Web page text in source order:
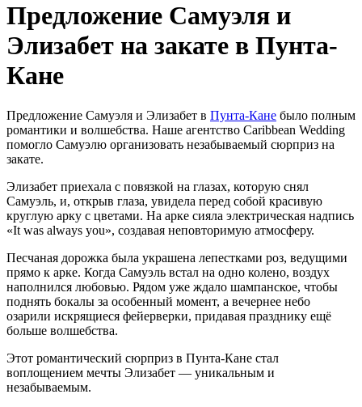
Предложение Самуэля и
Элизабет на закате в Пунта-
Кане
Предложение Самуэля и Элизабет в Пунта-Кане было полным
романтики и волшебства. Наше агентство Caribbean Wedding
помогло Самуэлю организовать незабываемый сюрприз на
закате.
Элизабет приехала с повязкой на глазах, которую снял
Самуэль, и, открыв глаза, увидела перед собой красивую
круглую арку с цветами. На арке сияла электрическая надпись
«It was always you», создавая неповторимую атмосферу.
Песчаная дорожка была украшена лепестками роз, ведущими
прямо к арке. Когда Самуэль встал на одно колено, воздух
наполнился любовью. Рядом уже ждало шампанское, чтобы
поднять бокалы за особенный момент, а вечернее небо
озарили искрящиеся фейерверки, придавая празднику ещё
больше волшебства.
Этот романтический сюрприз в Пунта-Кане стал
воплощением мечты Элизабет — уникальным и
незабываемым.